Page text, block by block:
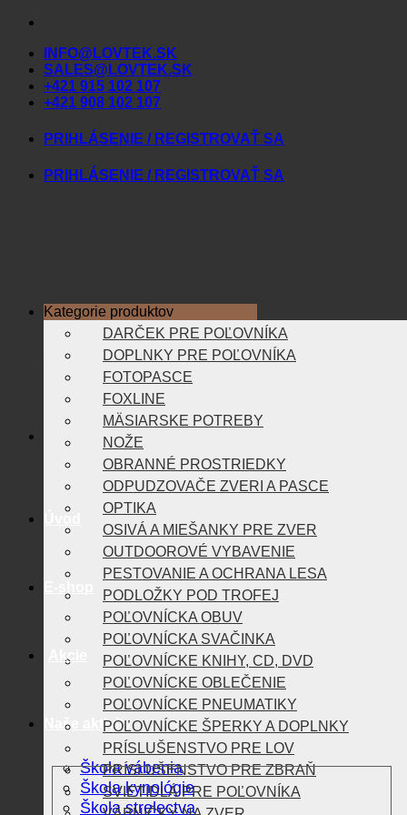
Skip
contentINFO@LOVTEK.SK
SALES@LOVTEK.SK
+421 915 102 107
+421 908 102 107
PRIHLÁSENIE / REGISTROVAŤ SA
PRIHLÁSENIE / REGISTROVAŤ SA
Akcie
Naše aktivity
Škola vábenia
Škola kynológie
Škola strelectva
Kategorie produktov
DARČEK PRE POĽOVNÍKA
DOPLNKY PRE POĽOVNÍKA
FOTOPASCE
FOXLINE
MÄSIARSKE POTREBY
NOŽE
OBRANNÉ PROSTRIEDKY
ODPUDZOVAČE ZVERI A PASCE
OPTIKA
OSIVÁ A MIEŠANKY PRE ZVER
OUTDOOROVÉ VYBAVENIE
PESTOVANIE A OCHRANA LESA
PODLOŽKY POD TROFEJ
POĽOVNÍCKA OBUV
POĽOVNÍCKA SVAČINKA
POĽOVNÍCKE KNIHY, CD, DVD
POĽOVNÍCKE OBLEČENIE
POĽOVNÍCKE PNEUMATIKY
POĽOVNÍCKE ŠPERKY A DOPLNKY
PRÍSLUŠENSTVO PRE LOV
PRÍSLUŠENSTVO PRE ZBRAŇ
SVIETIDLÁ PRE POĽOVNÍKA